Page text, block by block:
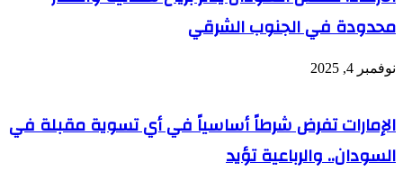
محدودة في الجنوب الشرقي
نوفمبر 4, 2025
الإمارات تفرض شرطاً أساسياً في أي تسوية مقبلة في
السودان.. والرباعية تؤيد